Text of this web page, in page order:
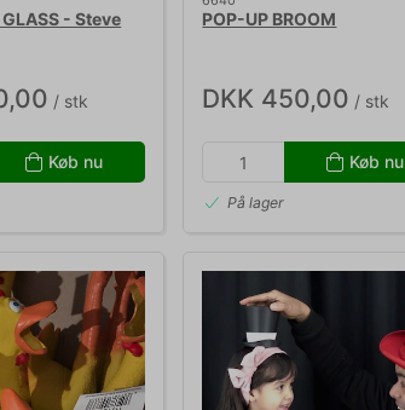
- Steve
/ stk
Køb nu
POP-UP BROOM
DKK 450,00 / stk
Køb nu
På lager